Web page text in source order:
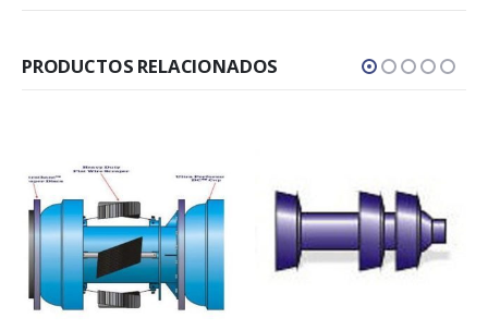
PRODUCTOS RELACIONADOS